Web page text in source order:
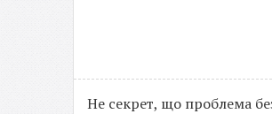
Не секрет, що проблема